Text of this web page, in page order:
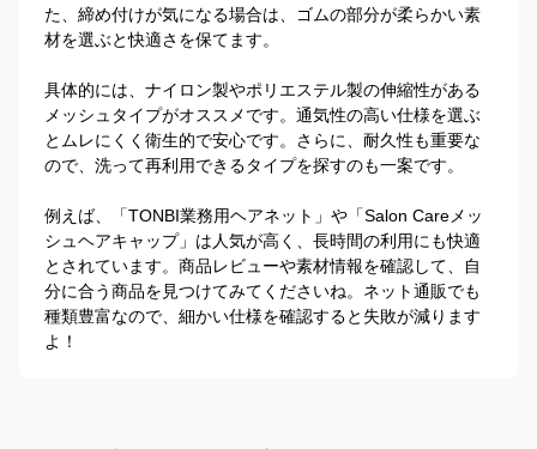
た、締め付けが気になる場合は、ゴムの部分が柔らかい素
材を選ぶと快適さを保てます。
具体的には、ナイロン製やポリエステル製の伸縮性がある
メッシュタイプがオススメです。通気性の高い仕様を選ぶ
とムレにくく衛生的で安心です。さらに、耐久性も重要な
ので、洗って再利用できるタイプを探すのも一案です。
例えば、「TONBI業務用ヘアネット」や「Salon Careメッ
シュヘアキャップ」は人気が高く、長時間の利用にも快適
とされています。商品レビューや素材情報を確認して、自
分に合う商品を見つけてみてくださいね。ネット通販でも
種類豊富なので、細かい仕様を確認すると失敗が減ります
よ！